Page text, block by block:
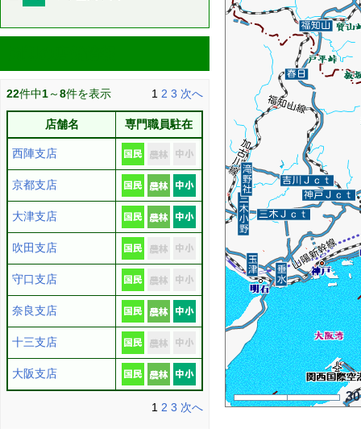
22件中1～8件を表示 1 2 3 次へ
店舗名 専門職員駐在
西陣支店
京都支店
大津支店
吹田支店
守口支店
奈良支店
十三支店
大阪支店
1 2 3 次へ